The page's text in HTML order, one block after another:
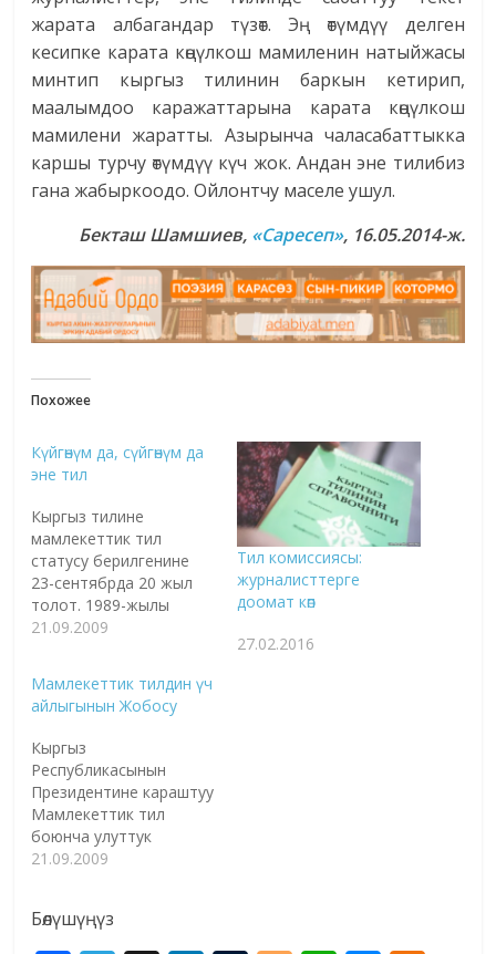
жарата албагандар түзөт. Эң өтүмдүү делген
кесипке карата көңүлкош мамиленин натыйжасы
минтип кыргыз тилинин баркын кетирип,
маалымдоо каражаттарына карата көңүлкош
мамилени жаратты. Азырынча чаласабаттыкка
каршы турчу өтүмдүү күч жок. Андан эне тилибиз
гана жабыркоодо. Ойлонтчу маселе ушул.
Бекташ Шамшиев, «Саресеп», 16.05.2014-ж.
Похожее
Күйгөнүм да, сүйгөнүм да
эне тил
Кыргыз тилине
мамлекеттик тил
статусу берилгенине
23-сентябрда 20 жыл
толот. 1989-жылы
кыргыз тили
адамдарды сүйүндүргөн.
Эгерде бул белгилүү
датаны адамга
салыштырып карай
турган болсок, анда ал
адам жыйырмага чыгып
отурат. Бул аралыкта
ал адам кандай жолду
басып, өзүнүн дүйнө
багытта өстүрдү деген
21.09.2009
Тил комиссиясы:
журналисттерге
доомат көп
27.02.2016
Мамлекеттик тилдин үч
айлыгынын Жобосу
Кыргыз
Республикасынын
Президентине караштуу
Мамлекеттик тил
боюнча улуттук
комиссиянын чечимине
аймагында 2009-
жылдын 1-сентябрынан
21.09.2009
Бөлүшүңүз